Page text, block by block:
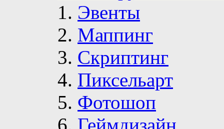
Эвенты
Маппинг
Скриптинг
Пиксельарт
Фотошоп